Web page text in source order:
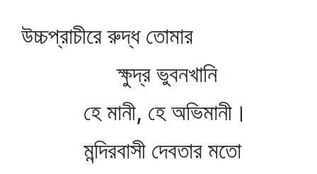
উচ্চপ্রাচীরে রুদ্ধ তোমার
ক্ষুদ্র ভুবনখানি
হে মানী, হে অভিমানী।
মন্দিরবাসী দেবতার মতো